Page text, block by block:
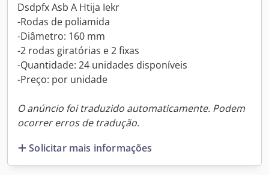
Dsdpfx Asb A Htija Iekr
-Rodas de poliamida
-Diâmetro: 160 mm
-2 rodas giratórias e 2 fixas
-Quantidade: 24 unidades disponíveis
-Preço: por unidade
O anúncio foi traduzido automaticamente. Podem
ocorrer erros de tradução.
Solicitar mais informações